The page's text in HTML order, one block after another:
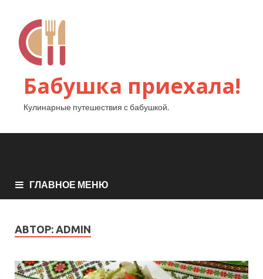
Бабушка приехала!
Кулинарные путешествия с бабушкой.
ГЛАВНОЕ МЕНЮ
АВТОР: ADMIN